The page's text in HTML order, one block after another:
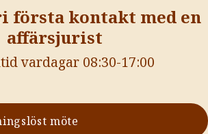
första kontakt med en
affärsjurist
vardagar 08:30-17:00
möte